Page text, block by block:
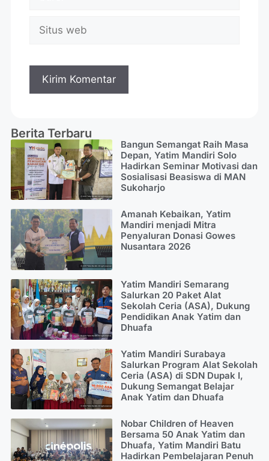
Berita Terbaru
Bangun Semangat Raih Masa
Depan, Yatim Mandiri Solo
Hadirkan Seminar Motivasi dan
Sosialisasi Beasiswa di MAN
Sukoharjo
Amanah Kebaikan, Yatim
Mandiri menjadi Mitra
Penyaluran Donasi Gowes
Nusantara 2026
Yatim Mandiri Semarang
Salurkan 20 Paket Alat
Sekolah Ceria (ASA), Dukung
Pendidikan Anak Yatim dan
Dhuafa
Yatim Mandiri Surabaya
Salurkan Program Alat Sekolah
Ceria (ASA) di SDN Dupak I,
Dukung Semangat Belajar
Anak Yatim dan Dhuafa
Nobar Children of Heaven
Bersama 50 Anak Yatim dan
Dhuafa, Yatim Mandiri Batu
Hadirkan Pembelajaran Penuh